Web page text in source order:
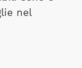
nel